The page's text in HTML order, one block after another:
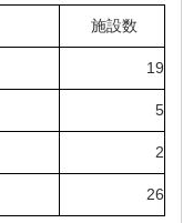
施設数
19
5
2
26